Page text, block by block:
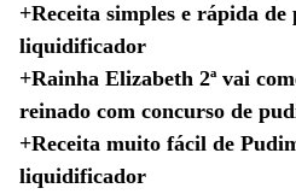
+Receita simples e rápida
liquidificador
+Rainha Elizabeth 2ª vai
reinado com concurso de
+Receita muito fácil de
liquidificador